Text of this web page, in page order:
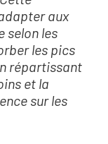
aux
selon les
les pics
répartissant
et la
sur les